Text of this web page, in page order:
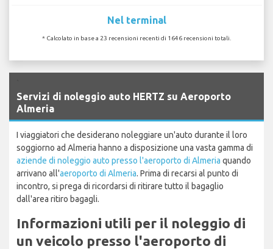
Nel terminal
* Calcolato in base a 23 recensioni recenti di 1646 recensioni totali.
Servizi di noleggio auto HERTZ su Aeroporto
Almeria
I viaggiatori che desiderano noleggiare un'auto durante il loro
soggiorno ad Almeria hanno a disposizione una vasta gamma di
aziende di noleggio auto presso l'aeroporto di Almeria quando
arrivano all'aeroporto di Almeria. Prima di recarsi al punto di
incontro, si prega di ricordarsi di ritirare tutto il bagaglio
dall'area ritiro bagagli.
Informazioni utili per il noleggio di
un veicolo presso l'aeroporto di